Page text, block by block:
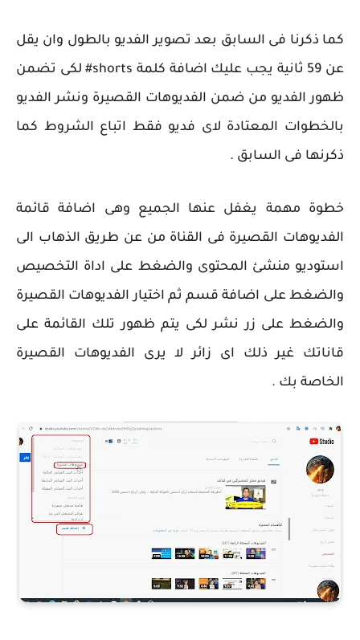
كما ذكرنا فى السابق بعد تصوير الفديو بالطول وان يقل
عن 59 ثانية يجب عليك اضافة كلمة
shorts
ذكرنها فى السابق .
الخاصة بك .